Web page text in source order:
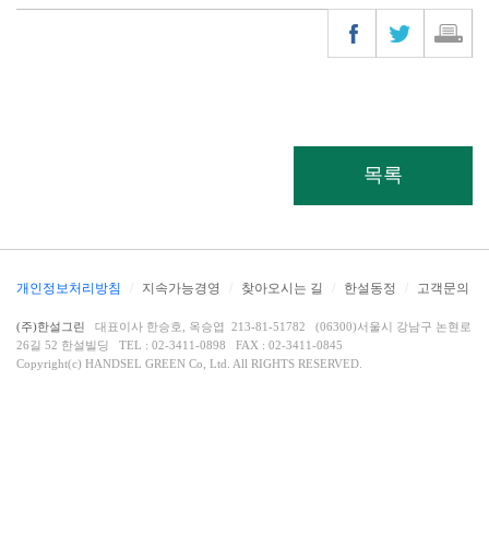
목록
개인정보처리방침 지속가능경영 찾아오시는 길 한설동정 고객문의
(주)한설그린 대표이사 한승호, 옥승엽 213-81-51782 (06300)서울시 강남구 논현로
26길 52 한설빌딩 TEL : 02-3411-0898 FAX : 02-3411-0845
Copyright(c) HANDSEL GREEN Co, Ltd. All RIGHTS RESERVED.